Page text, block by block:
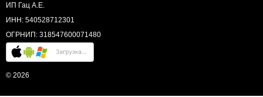
ИП Гац А.Е.
ИНН: 540528712301
ОГРНИП: 318547600071480
© 2026